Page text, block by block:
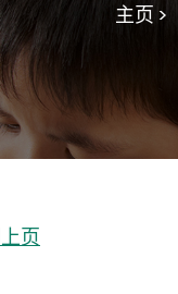
主页 >
页